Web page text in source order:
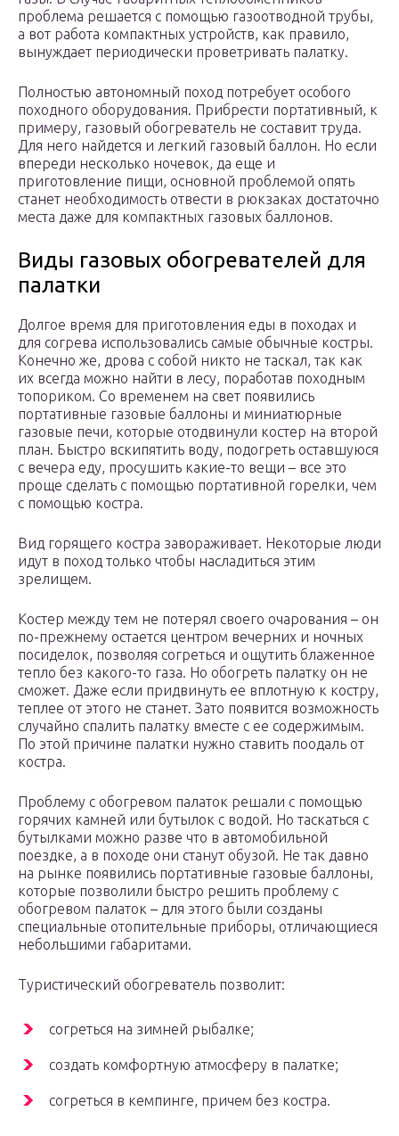
проблема решается с помощью газоотводной трубы,
а вот работа компактных устройств, как правило,
вынуждает периодически проветривать палатку.
Полностью автономный поход потребует особого
походного оборудования. Прибрести портативный, к
примеру, газовый обогреватель не составит труда.
Для него найдется и легкий газовый баллон. Но если
впереди несколько ночевок, да еще и
приготовление пищи, основной проблемой опять
станет необходимость отвести в рюкзаках достаточно
места даже для компактных газовых баллонов.
Виды газовых обогревателей для
палатки
Долгое время для приготовления еды в походах и
для согрева использовались самые обычные костры.
Конечно же, дрова с собой никто не таскал, так как
их всегда можно найти в лесу, поработав походным
топориком. Со временем на свет появились
портативные газовые баллоны и миниатюрные
газовые печи, которые отодвинули костер на второй
план. Быстро вскипятить воду, подогреть оставшуюся
с вечера еду, просушить какие-то вещи – все это
проще сделать с помощью портативной горелки, чем
с помощью костра.
Вид горящего костра завораживает. Некоторые люди
идут в поход только чтобы насладиться этим
зрелищем.
Костер между тем не потерял своего очарования – он
по-прежнему остается центром вечерних и ночных
посиделок, позволяя согреться и ощутить блаженное
тепло без какого-то газа. Но обогреть палатку он не
сможет. Даже если придвинуть ее вплотную к костру,
теплее от этого не станет. Зато появится возможность
случайно спалить палатку вместе с ее содержимым.
По этой причине палатки нужно ставить поодаль от
костра.
Проблему с обогревом палаток решали с помощью
горячих камней или бутылок с водой. Но таскаться с
бутылками можно разве что в автомобильной
поездке, а в походе они станут обузой. Не так давно
на рынке появились портативные газовые баллоны,
которые позволили быстро решить проблему с
обогревом палаток – для этого были созданы
специальные отопительные приборы, отличающиеся
небольшими габаритами.
Туристический обогреватель позволит:
согреться на зимней рыбалке;
создать комфортную атмосферу в палатке;
согреться в кемпинге, причем без костра.